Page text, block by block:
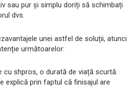
sau pur și simplu doriți să schimbați
dvs.
unei astfel de soluții, atunci
următoarelor:
cu shpros, o durată de viață scurtă.
explică prin faptul că finisajul are